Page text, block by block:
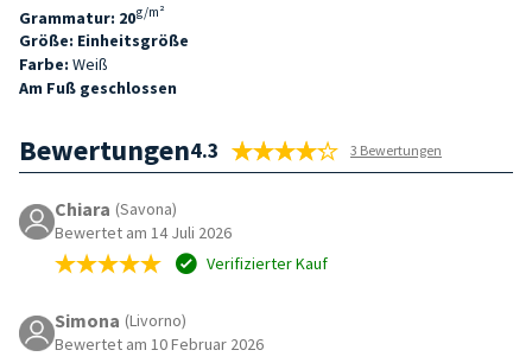
Grammatur: 20g/m²
Größe: Einheitsgröße
Farbe: Weiß
Am Fuß geschlossen
Bewertungen4.3 3 Bewertungen
Chiara (Savona)
Bewertet am 14 Juli 2026
Verifizierter Kauf
Simona (Livorno)
Bewertet am 10 Februar 2026